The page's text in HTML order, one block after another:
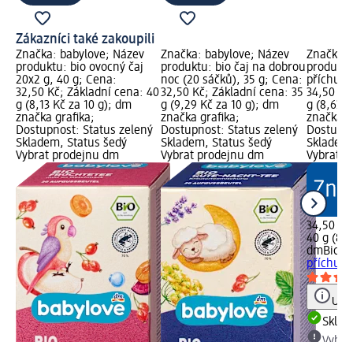
Zákazníci také zakoupili
Značka: babylove; Název
produktu: bio ovocný čaj
20x2 g, 40 g; Cena:
32,50 Kč; Základní cena: 40
g (8,13 Kč za 10 g); dm
značka grafika;
Dostupnost: Status zelený
Skladem, Status šedý
Vybrat prodejnu dm
Značka: babylove; Název
produktu: bio čaj na dobrou
noc (20 sáčků), 35 g; Cena:
32,50 Kč; Základní cena: 35
g (9,29 Kč za 10 g); dm
značka grafika;
Dostupnost: Status zelený
Skladem, Status šedý
Vybrat prodejnu dm
Značka:
příchutí
34,50
g (8,63
značka
Vybrat
34,50 Kč
40 g
dmBio
příchutí